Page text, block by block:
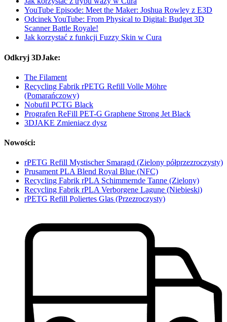
YouTube Episode: Meet the Maker: Joshua Rowley z E3D
Odcinek YouTube: From Physical to Digital: Budget 3D
Scanner Battle Royale!
Jak korzystać z funkcji Fuzzy Skin w Cura
Odkryj 3DJake:
The Filament
Recycling Fabrik rPETG Refill Volle Möhre
(Pomarańczowy)
Nobufil PCTG Black
Prografen ReFill PET-G Graphene Strong Jet Black
3DJAKE Zmieniacz dysz
Nowości:
rPETG Refill Mystischer Smaragd (Zielony półprzezroczysty)
Prusament PLA Blend Royal Blue (NFC)
Recycling Fabrik rPLA Schimmernde Tanne (Zielony)
Recycling Fabrik rPLA Verborgene Lagune (Niebieski)
rPETG Refill Poliertes Glas (Przezroczysty)